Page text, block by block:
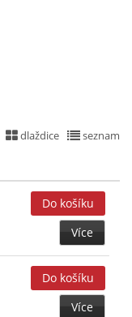
dlaždice seznam
Více
Více